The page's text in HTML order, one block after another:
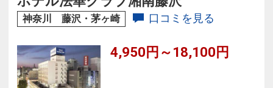
神奈川 藤沢・茅ヶ崎 口コミを見る
4,950円～18,100円